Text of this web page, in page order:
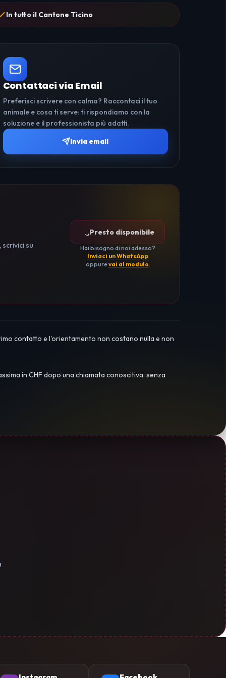
In tutto il Cantone Ticino
Contattaci via Email
Preferisci scrivere con calma? Raccontaci il tuo
animale e cosa ti serve: ti rispondiamo con la
soluzione e il professionista più adatti.
Invia email
, scrivici su
Presto disponibile
Hai bisogno di noi adesso?
Inviaci un WhatsApp
oppurevai al modulo.
contatto e l'orientamento non costano nulla e non
in CHF dopo una chiamata conoscitiva, senza